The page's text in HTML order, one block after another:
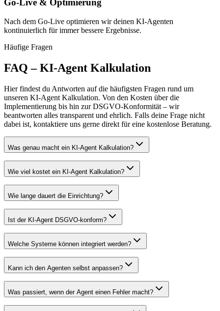
Go-Live & Optimierung
Nach dem Go-Live optimieren wir deinen KI-Agenten
kontinuierlich für immer bessere Ergebnisse.
Häufige Fragen
FAQ –KI-Agent Kalkulation
Hier findest du Antworten auf die häufigsten Fragen rund um
unseren KI-Agent Kalkulation. Von den Kosten über die
Implementierung bis hin zur DSGVO-Konformität – wir
beantworten alles transparent und ehrlich. Falls deine Frage nicht
dabei ist, kontaktiere uns gerne direkt für eine kostenlose Beratung.
Was genau macht ein KI-Agent Kalkulation?
Wie viel kostet ein KI-Agent Kalkulation?
Wie lange dauert die Einrichtung?
Ist der KI-Agent DSGVO-konform?
Welche Systeme können integriert werden?
Kann ich den Agenten selbst anpassen?
Was passiert, wenn der Agent einen Fehler macht?